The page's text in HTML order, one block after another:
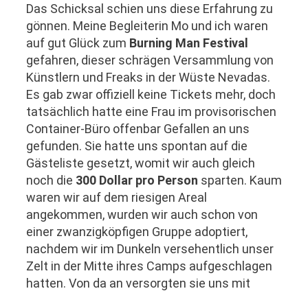
Das Schicksal schien uns diese Erfahrung zu
gönnen. Meine Begleiterin Mo und ich waren
auf gut Glück zum Burning Man Festival
gefahren, dieser schrägen Versammlung von
Künstlern und Freaks in der Wüste Nevadas.
Es gab zwar offiziell keine Tickets mehr, doch
tatsächlich hatte eine Frau im provisorischen
Container-Büro offenbar Gefallen an uns
gefunden. Sie hatte uns spontan auf die
Gästeliste gesetzt, womit wir auch gleich
noch die 300 Dollar pro Person sparten. Kaum
waren wir auf dem riesigen Areal
angekommen, wurden wir auch schon von
einer zwanzigköpfigen Gruppe adoptiert,
nachdem wir im Dunkeln versehentlich unser
Zelt in der Mitte ihres Camps aufgeschlagen
hatten. Von da an versorgten sie uns mit